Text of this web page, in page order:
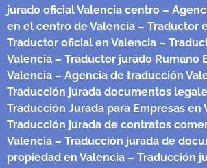
jurado oficial Valencia centro –
en el centro de Valencia – Traductor
Traductor oficial en Valencia –
Valencia – Traductor jurado Rumano
Valencia – Agencia de traducción
Traducción jurada documentos
Traducción Jurada para Empresas en
Traducción jurada de contratos
Valencia – Traducción jurada de
propiedad en Valencia – Traducción